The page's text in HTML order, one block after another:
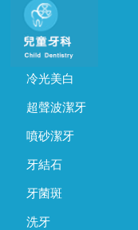
冷光美白
超聲波潔牙
噴砂潔牙
牙結石
牙菌斑
洗牙